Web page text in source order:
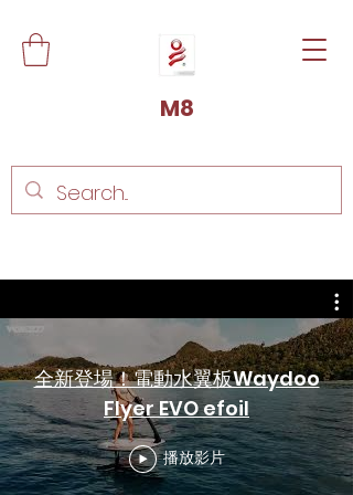
M8
全新登場！電動水翼板Waydoo
Flyer EVO efoil
播放影片